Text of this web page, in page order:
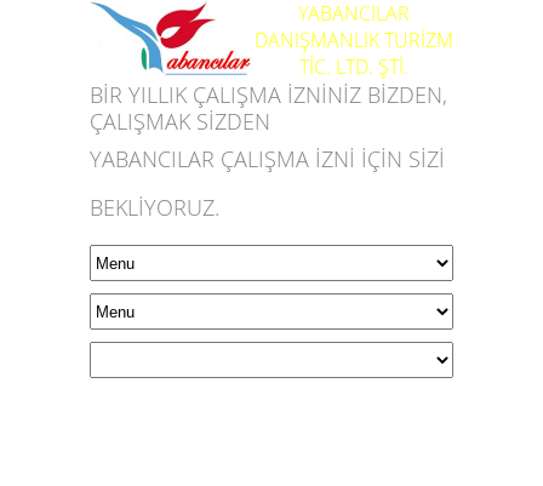
YABANCILAR
DANIŞMANLIK TURİZM
TİC. LTD. ŞTİ.
BİR YILLIK ÇALIŞMA İZNİNİZ BİZDEN,
ÇALIŞMAK SİZDEN
YABANCILAR ÇALIŞMA İZNİ İÇİN SİZİ
BEKLİYORUZ.